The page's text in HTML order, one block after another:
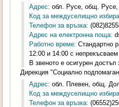
Адрес: обл. Русе, общ.
Код за междуселищно
Телефон за връзка:
Адрес на електронна поща:
Работно време: Стандартно
12:00 и 14:00 с
В звеното е осигурен
Дирекция "Социално
Адрес: обл. Плевен, общ.
Код за междуселищно
Телефон за връзка: